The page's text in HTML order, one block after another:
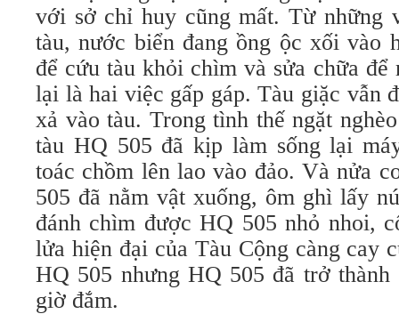
với sở chỉ huy cũng mất. Từ những
tàu, nước biển đang ồng ộc xối vào
để cứu tàu khỏi chìm và sửa chữa để
lại là hai việc gấp gáp. Tàu giặc vẫn
xả vào tàu. Trong tình thế ngặt
tàu HQ 505 đã kịp làm sống lại
toác chồm lên lao vào đảo. Và nửa
505 đã nằm vật xuống, ôm ghì lấy
đánh chìm được HQ 505 nhỏ nhoi,
lửa hiện đại của Tàu Cộng càng cay
HQ 505 nhưng HQ 505 đã trở thành
giờ đắm.